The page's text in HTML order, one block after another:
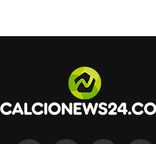
a noi